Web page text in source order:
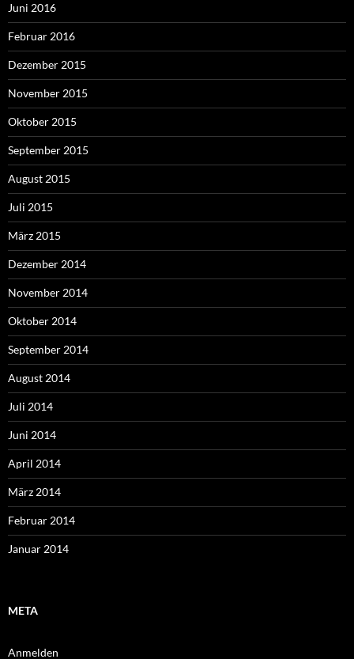
Juni 2016
Februar 2016
Dezember 2015
November 2015
Oktober 2015
September 2015
August 2015
Juli 2015
März 2015
Dezember 2014
November 2014
Oktober 2014
September 2014
August 2014
Juli 2014
Juni 2014
April 2014
März 2014
Februar 2014
Januar 2014
META
Anmelden